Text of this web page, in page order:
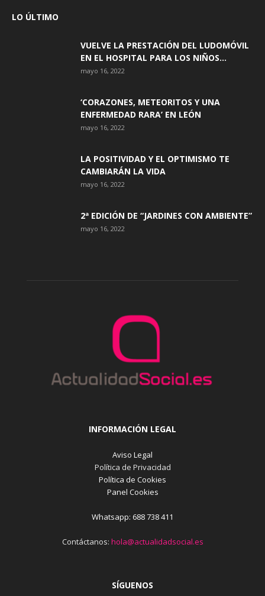
LO ÚLTIMO
VUELVE LA PRESTACIÓN DEL LUDOMÓVIL
EN EL HOSPITAL PARA LOS NIÑOS...
mayo 16, 2022
‘CORAZONES, METEORITOS Y UNA
ENFERMEDAD RARA’ EN LEÓN
mayo 16, 2022
LA POSITIVIDAD Y EL OPTIMISMO TE
CAMBIARÁN LA VIDA
mayo 16, 2022
2ª EDICIÓN DE “JARDINES CON AMBIENTE”
mayo 16, 2022
INFORMACIÓN LEGAL
Aviso Legal
Política de Privacidad
Política de Cookies
Panel Cookies
Whatsapp: 688 738 411
Contáctanos: hola@actualidadsocial.es
SÍGUENOS